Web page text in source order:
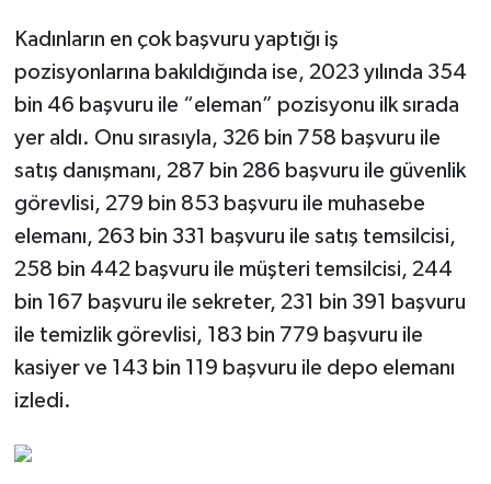
Kadınların en çok başvuru yaptığı iş
pozisyonlarına bakıldığında ise, 2023 yılında 354
bin 46 başvuru ile “eleman” pozisyonu ilk sırada
yer aldı. Onu sırasıyla, 326 bin 758 başvuru ile
satış danışmanı, 287 bin 286 başvuru ile güvenlik
görevlisi, 279 bin 853 başvuru ile muhasebe
elemanı, 263 bin 331 başvuru ile satış temsilcisi,
258 bin 442 başvuru ile müşteri temsilcisi, 244
bin 167 başvuru ile sekreter, 231 bin 391 başvuru
ile temizlik görevlisi, 183 bin 779 başvuru ile
kasiyer ve 143 bin 119 başvuru ile depo elemanı
izledi.